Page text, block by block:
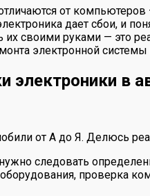
от
дает сбои, и
их своими руками — это
электронной
электроники в
от А до Я. Делюсь
следовать
проверка